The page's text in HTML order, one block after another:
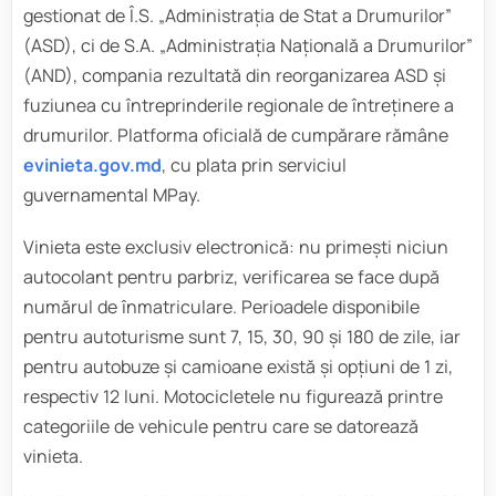
gestionat de Î.S. „Administrația de Stat a Drumurilor”
(ASD), ci de S.A. „Administrația Națională a Drumurilor”
(AND), compania rezultată din reorganizarea ASD și
fuziunea cu întreprinderile regionale de întreținere a
drumurilor. Platforma oficială de cumpărare rămâne
evinieta.gov.md, cu plata prin serviciul
guvernamental MPay.
Vinieta este exclusiv electronică: nu primești niciun
autocolant pentru parbriz, verificarea se face după
numărul de înmatriculare. Perioadele disponibile
pentru autoturisme sunt 7, 15, 30, 90 și 180 de zile, iar
pentru autobuze și camioane există și opțiuni de 1 zi,
respectiv 12 luni. Motocicletele nu figurează printre
categoriile de vehicule pentru care se datorează
vinieta.